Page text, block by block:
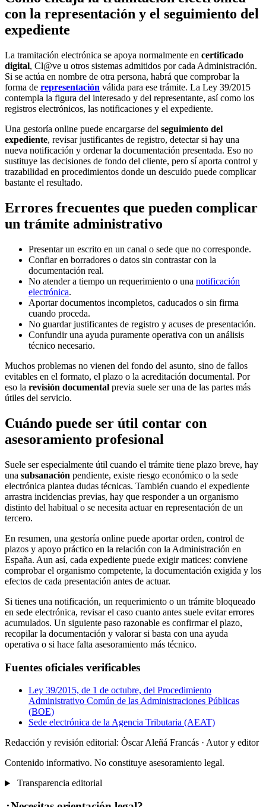
con la representación y el seguimiento del
expediente
La tramitación electrónica se apoya normalmente en certificado
digital, Cl@ve u otros sistemas admitidos por cada Administración.
Si se actúa en nombre de otra persona, habrá que comprobar la
forma de representación válida para ese trámite. La Ley 39/2015
contempla la figura del interesado y del representante, así como los
registros electrónicos, las notificaciones y el expediente.
Una gestoría online puede encargarse del seguimiento del
expediente, revisar justificantes de registro, detectar si hay una
nueva notificación y ordenar la documentación presentada. Eso no
sustituye las decisiones de fondo del cliente, pero sí aporta control y
trazabilidad en procedimientos donde un descuido puede complicar
bastante el resultado.
Errores frecuentes que pueden complicar
un trámite administrativo
Presentar un escrito en un canal o sede que no corresponde.
Confiar en borradores o datos sin contrastar con la
documentación real.
No atender a tiempo un requerimiento o una notificación
electrónica.
Aportar documentos incompletos, caducados o sin firma
cuando proceda.
No guardar justificantes de registro y acuses de presentación.
Confundir una ayuda puramente operativa con un análisis
técnico necesario.
Muchos problemas no vienen del fondo del asunto, sino de fallos
evitables en el formato, el plazo o la acreditación documental. Por
eso la revisión documental previa suele ser una de las partes más
útiles del servicio.
Cuándo puede ser útil contar con
asesoramiento profesional
Suele ser especialmente útil cuando el trámite tiene plazo breve, hay
una subsanación pendiente, existe riesgo económico o la sede
electrónica plantea dudas técnicas. También cuando el expediente
arrastra incidencias previas, hay que responder a un organismo
distinto del habitual o se necesita actuar en representación de un
tercero.
En resumen, una gestoría online puede aportar orden, control de
plazos y apoyo práctico en la relación con la Administración en
España. Aun así, cada expediente puede exigir matices: conviene
comprobar el organismo competente, la documentación exigida y los
efectos de cada presentación antes de actuar.
Si tienes una notificación, un requerimiento o un trámite bloqueado
en sede electrónica, revisar el caso cuanto antes suele evitar errores
acumulados. Un siguiente paso razonable es confirmar el plazo,
recopilar la documentación y valorar si basta con una ayuda
operativa o si hace falta asesoramiento más técnico.
Fuentes oficiales verificables
Ley 39/2015, de 1 de octubre, del Procedimiento
Administrativo Común de las Administraciones Públicas
(BOE)
Sede electrónica de la Agencia Tributaria (AEAT)
Redacción y revisión editorial: Òscar Aleñá Francás · Autor y editor
Contenido informativo. No constituye asesoramiento legal.
Transparencia editorial